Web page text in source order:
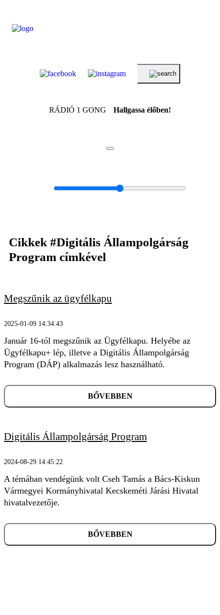
KERESÉS
RÁDIÓ 1 GONG Hallgassa élőben!
Cikkek #Digitális Állampolgárság
Program címkével
Megszűnik az ügyfélkapu
2025-01-09 14:34:43
Január 16-tól megszűnik az Ügyfélkapu. Helyébe az
Ügyfélkapu+ lép, illetve a Digitális Állampolgárság
Program (DÁP) alkalmazás lesz használható.
BŐVEBBEN
Digitális Állampolgárság Program
2024-08-29 14:45:22
A témában vendégünk volt Cseh Tamás a Bács-Kiskun
Vármegyei Kormányhivatal Kecskeméti Járási Hivatal
hivatalvezetője.
BŐVEBBEN